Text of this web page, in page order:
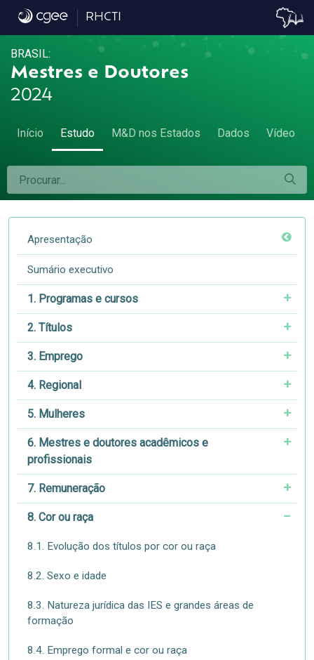
8.5 Emprego formal, natureza jurídica
RHCTI
BRASIL:
Mestres e Doutores
2024
Início Estudo M&D nos Estados Dados Vídeo
Apresentação
Sumário executivo
1. Programas e cursos
2. Títulos
3. Emprego
4. Regional
5. Mulheres
6. Mestres e doutores acadêmicos e
profissionais
7. Remuneração
8. Cor ou raça
8.1. Evolução dos títulos por cor ou raça
8.2. Sexo e idade
8.3. Natureza jurídica das IES e grandes áreas de
formação
8.4. Emprego formal e cor ou raça